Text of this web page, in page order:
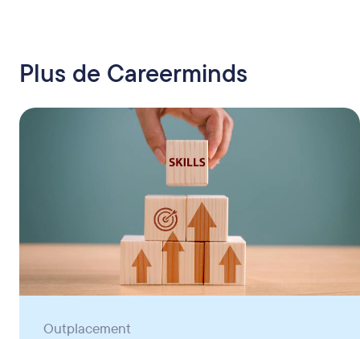
Plus de Careerminds
Outplacement